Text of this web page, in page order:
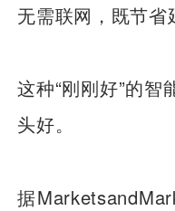
无需联网，既节省
这种“刚刚好”的智
头好。
据